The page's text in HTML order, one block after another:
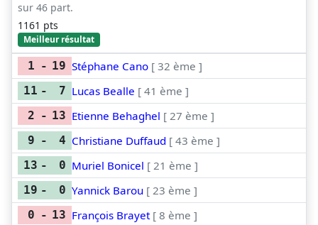
sur 46 part.
1161 pts
Meilleur résultat
1 - 19 Stéphane Cano [ 32 ème ]
11 - 7 Lucas Bealle [ 41 ème ]
2 - 13 Etienne Behaghel [ 27 ème ]
9 - 4 Christiane Duffaud [ 43 ème ]
13 - 0 Muriel Bonicel [ 21 ème ]
19 - 0 Yannick Barou [ 23 ème ]
0 - 13 François Brayet [ 8 ème ]